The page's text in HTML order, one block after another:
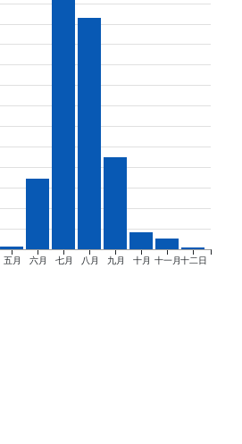
五月 六月 七月 八月 九月 十月 十一月十二日